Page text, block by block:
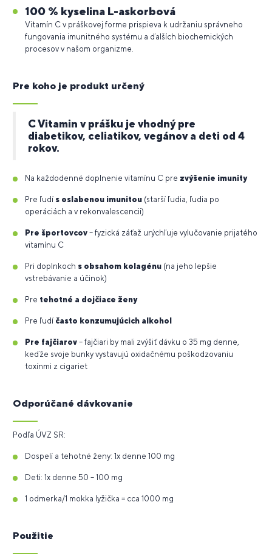
100 % kyselina L-askorbová
Vitamín C v práškovej forme prispieva k udržaniu správneho
fungovania imunitného systému a ďalších biochemických
procesov v našom organizme.
Pre koho je produkt určený
C Vitamin v prášku je vhodný pre
diabetikov, celiatikov, vegánov a deti od 4
rokov.
Na každodenné doplnenie vitamínu C pre zvýšenie imunity
Pre ľudí s oslabenou imunitou (starší ľudia, ľudia po
operáciách a v rekonvalescencii)
Pre športovcov – fyzická záťaž urýchľuje vylučovanie prijatého
vitamínu C
Pri doplnkoch s obsahom kolagénu (na jeho lepšie
vstrebávanie a účinok)
Pre tehotné a dojčiace ženy
Pre ľudí často konzumujúcich alkohol
Pre fajčiarov – fajčiari by mali zvýšiť dávku o 35 mg denne,
keďže svoje bunky vystavujú oxidačnému poškodzovaniu
toxínmi z cigariet
Odporúčané dávkovanie
Podľa ÚVZ SR:
Dospelí a tehotné ženy: 1x denne 100 mg
Deti: 1x denne 50 – 100 mg
1 odmerka/1 mokka lyžička = cca 1000 mg
Použitie